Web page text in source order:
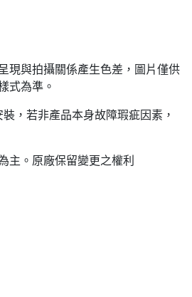
現與拍攝關係產生色差，圖片僅供
式為準。
，若非產品本身故障瑕疵因素，
主。原廠保留變更之權利